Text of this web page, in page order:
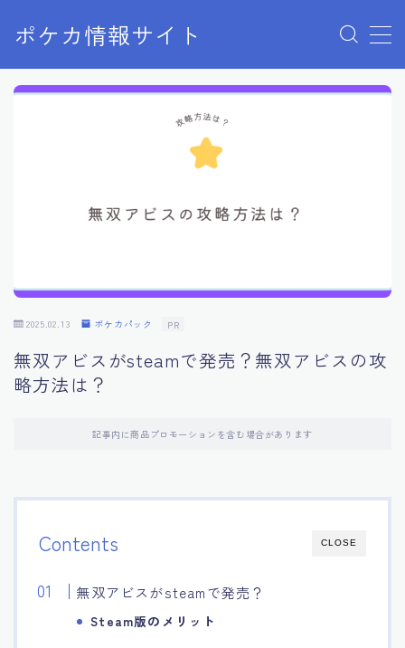
ポケカ情報サイト
MENU
Home
2025.02.13 ポケカパック PR
無双アビスがsteamで発売？無双アビスの攻
略方法は？
記事内に商品プロモーションを含む場合があります
CLOSE
Contents
無双アビスがsteamで発売？
Steam版のメリット